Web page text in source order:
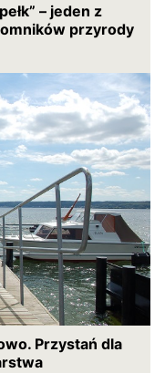
– jeden z
przyrody
Przystań dla